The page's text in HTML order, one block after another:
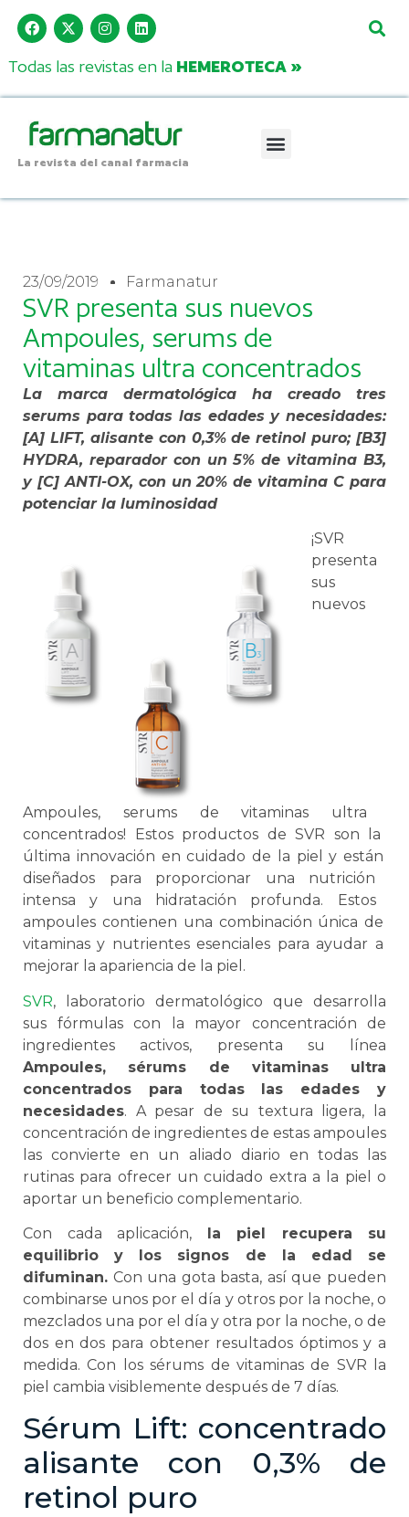
Todas las revistas en la HEMEROTECA »
La revista del canal farmacia
23/09/2019 Farmanatur
SVR presenta sus nuevos
Ampoules, serums de
vitaminas ultra concentrados
La marca dermatológica ha creado tres
serums para todas las edades y necesidades:
[A] LIFT, alisante con 0,3% de retinol puro; [B3]
HYDRA, reparador con un 5% de vitamina B3,
y [C] ANTI-OX, con un 20% de vitamina C para
potenciar la luminosidad
¡SVR
presenta
sus
nuevos
Ampou les, serumsde vitaminas ultra
concentrados! Estosproductos de SVR son la
ú ltima innovación en cuidado de la piel y están
diseñados para proporcionar una nutrición
intensa y una hid ratación profunda. Estos
ampou les contienen una combinación única de
vitaminas y nutrientesesenciales para ayudar a
mejorar la apariencia de la piel .
SVR, laboratorio dermatológico que desarrolla
sus fórmulas con la mayor concentración de
ingredientes activos, presenta su línea
Ampoules, sérums de vitaminas ultra
concentrados para todas las edades y
necesidades. A pesar de su textura ligera, la
concentración de ingredientes de estas ampoules
las convierte en un aliado diario en todas las
rutinas para ofrecer un cuidado extra a la piel o
aportar un beneficio complementario.
Con cada aplicación, la piel recupera su
equilibrio y los signos de la edad se
difuminan. Con una gota basta, así que pueden
combinarse unos por el día y otros por la noche, o
mezclados una por el día y otra por la noche, o de
dos en dos para obtener resultados óptimos y a
medida. Con los sérums de vitaminas de SVR la
piel cambia visiblemente después de 7 días.
Sérum Lift: concentrado
alisante con 0,3% de
retinol puro